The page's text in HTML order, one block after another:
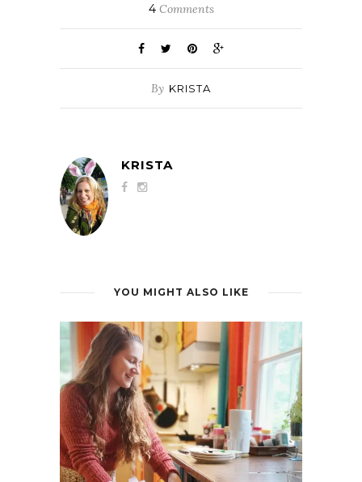
4Comments
By KRISTA
KRISTA
YOU MIGHT ALSO LIKE